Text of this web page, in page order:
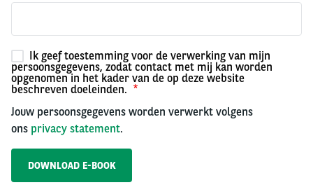
Ik geef toestemming voor de verwerking van mijn
persoonsgegevens, zodat contact met mij kan worden
opgenomen in het kader van de op deze website
beschreven doeleinden.
Jouw persoonsgegevens worden verwerkt volgens
ons privacy statement.